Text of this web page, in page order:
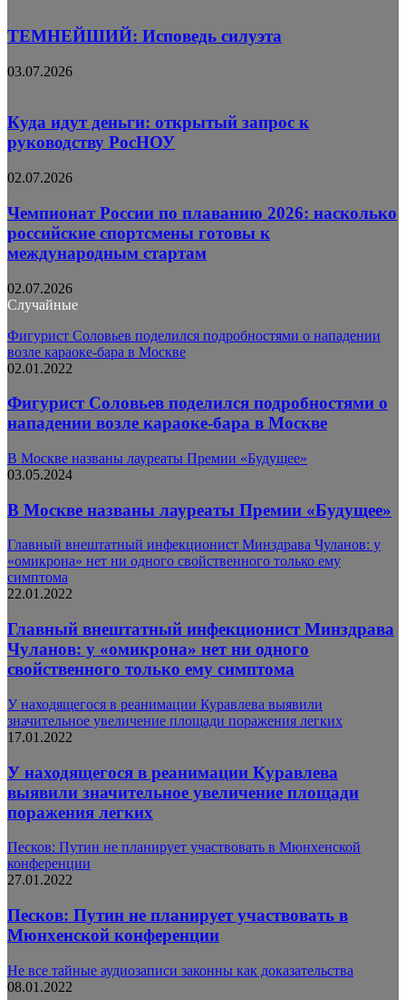
ТЕМНЕЙШИЙ: Исповедь силуэта
03.07.2026
Куда идут деньги: открытый запрос к
руководству РосНОУ
02.07.2026
Чемпионат России по плаванию 2026: насколько
российские спортсмены готовы к
международным стартам
02.07.2026
Случайные
Фигурист Соловьев поделился подробностями о нападении
возле караоке-бара в Москве
02.01.2022
Фигурист Соловьев поделился подробностями о
нападении возле караоке-бара в Москве
В Москве названы лауреаты Премии «Будущее»
03.05.2024
В Москве названы лауреаты Премии «Будущее»
Главный внештатный инфекционист Минздрава Чуланов: у
«омикрона» нет ни одного свойственного только ему
симптома
22.01.2022
Главный внештатный инфекционист Минздрава
Чуланов: у «омикрона» нет ни одного
свойственного только ему симптома
У находящегося в реанимации Куравлева выявили
значительное увеличение площади поражения легких
17.01.2022
У находящегося в реанимации Куравлева
выявили значительное увеличение площади
поражения легких
Песков: Путин не планирует участвовать в Мюнхенской
конференции
27.01.2022
Песков: Путин не планирует участвовать в
Мюнхенской конференции
Не все тайные аудиозаписи законны как доказательства
08.01.2022